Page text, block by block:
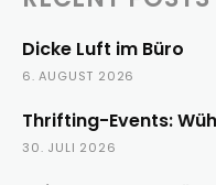
Dicke Luft im Büro
6. AUGUST 2026
Thrifting-Events:
30. JULI 2026